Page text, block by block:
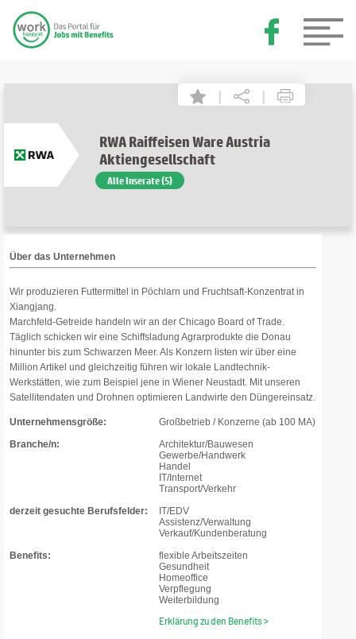
| |
RWA Raiffeisen Ware Austria
Aktiengesellschaft
Alle Inserate (5)
Über das Unternehmen
Wir produzieren Futtermittel in Pöchlarn und Fruchtsaft-Konzentrat in
Xiangjang.
Marchfeld-Getreide handeln wir an der Chicago Board of Trade.
Täglich schicken wir eine Schiffsladung Agrarprodukte die Donau
hinunter bis zum Schwarzen Meer. Als Konzern listen wir über eine
Million Artikel und gleichzeitig führen wir lokale Landtechnik-
Werkstätten, wie zum Beispiel jene in Wiener Neustadt. Mit unseren
Satellitendaten und Drohnen optimieren Landwirte den Düngereinsatz.
Unternehmensgröße:
Großbetrieb / Konzerne (ab 100 MA)
Branche/n:
Architektur/Bauwesen
Gewerbe/Handwerk
Handel
IT/Internet
Transport/Verkehr
derzeit gesuchte Berufsfelder:
IT/EDV
Assistenz/Verwaltung
Verkauf/Kundenberatung
Benefits:
flexible Arbeitszeiten
Gesundheit
Homeoffice
Verpflegung
Weiterbildung
Erklärung zu den Benefits >